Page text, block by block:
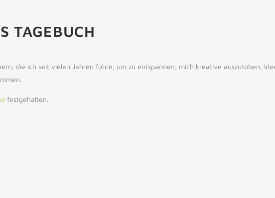
TAGEBUCH
die ich seit vielen Jahren führe, um zu entspannen, mich kreative auszutoben,
festgehalten.